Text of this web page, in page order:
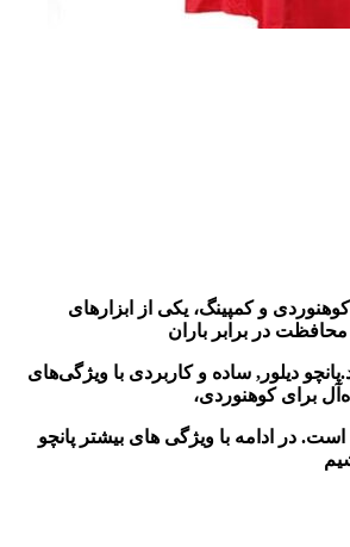
و کمپینگ، یکی از ابزارهای
محافظت در برابر باران
پانچو دیلور, ساده و کاربردی با ویژگی‌های
برای کوهنوردی،
است. در ادامه با ویژگی های بیشتر پانچو